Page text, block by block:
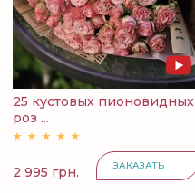
25 кустовых пионовидных
роз ...
2 995 грн. ЗАКАЗАТЬ